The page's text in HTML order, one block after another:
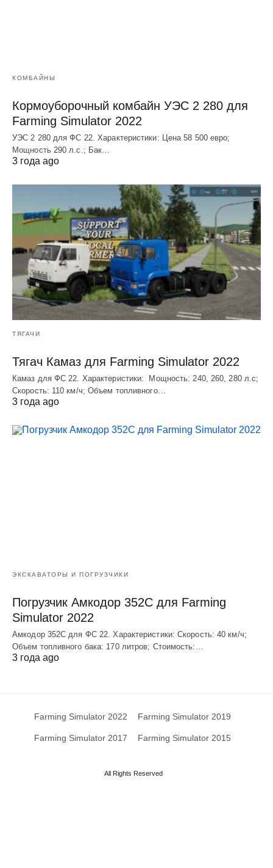
КОМБАЙНЫ
Кормоуборочный комбайн УЭC 2 280 для
Farming Simulator 2022
УЭC 2 280 для ФС 22. Характеристики: Цена 58 500 евро;
Мощность 290 л.с.; Бак…
3 года ago
ТЯГАЧИ
Тягач Камаз для Farming Simulator 2022
Камаз для ФС 22. Характеристики: Мощность: 240, 260, 280 л.с;
Скорость: 110 км/ч; Объем топливного…
3 года ago
ЭКСКАВАТОРЫ И ПОГРУЗЧИКИ
Погрузчик Амкодор 352С для Farming
Simulator 2022
Амкодор 352С для ФС 22. Характеристики: Скорость: 40 км/ч;
Объем топливного бака: 170 литров; Стоимость:…
3 года ago
Farming Simulator 2022 Farming Simulator 2019
Farming Simulator 2017 Farming Simulator 2015
All Rights Reserved